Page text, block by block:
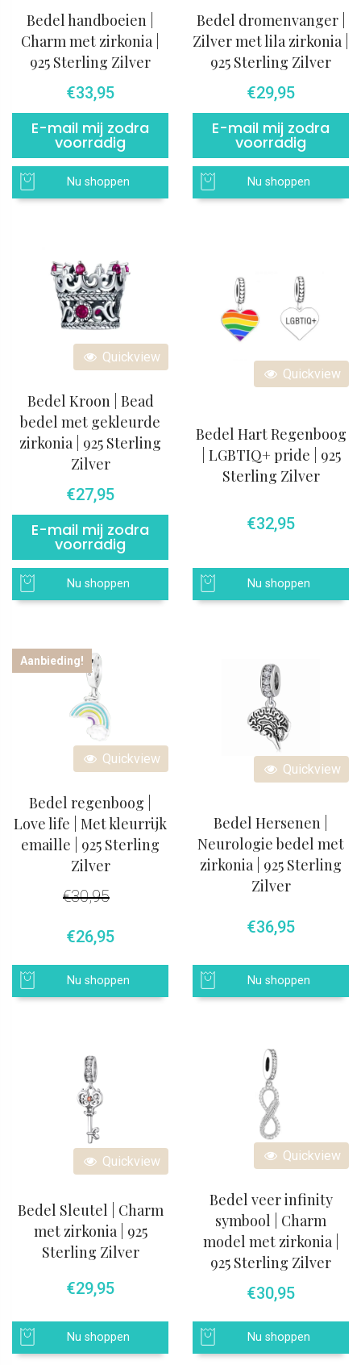
Bedel handboeien |
Charm met zirkonia |
925 Sterling Zilver
€33,95
E-mail mij zodra
voorradig
Nu shoppen
Bedel dromenvanger |
Zilver met lila zirkonia |
925 Sterling Zilver
€29,95
E-mail mij zodra
voorradig
Nu shoppen
Quickview
Bedel Kroon | Bead
bedel met gekleurde
zirkonia | 925 Sterling
Zilver
€27,95
E-mail mij zodra
voorradig
Nu shoppen
Quickview
Bedel Hart Regenboog
| LGBTIQ+ pride | 925
Sterling Zilver
€32,95
Nu shoppen
Aanbieding!
Quickview
Bedel regenboog |
Love life | Met kleurrijk
emaille | 925 Sterling
Zilver
€30,95
Oorspronkelijke prijs was: €30,95.
€26,95Huidige prijs is: €26,95.
Nu shoppen
Quickview
Bedel Hersenen |
Neurologie bedel met
zirkonia | 925 Sterling
Zilver
€36,95
Nu shoppen
Quickview
Bedel Sleutel | Charm
met zirkonia | 925
Sterling Zilver
€29,95
Nu shoppen
Quickview
Bedel veer infinity
symbool | Charm
model met zirkonia |
925 Sterling Zilver
€30,95
Nu shoppen